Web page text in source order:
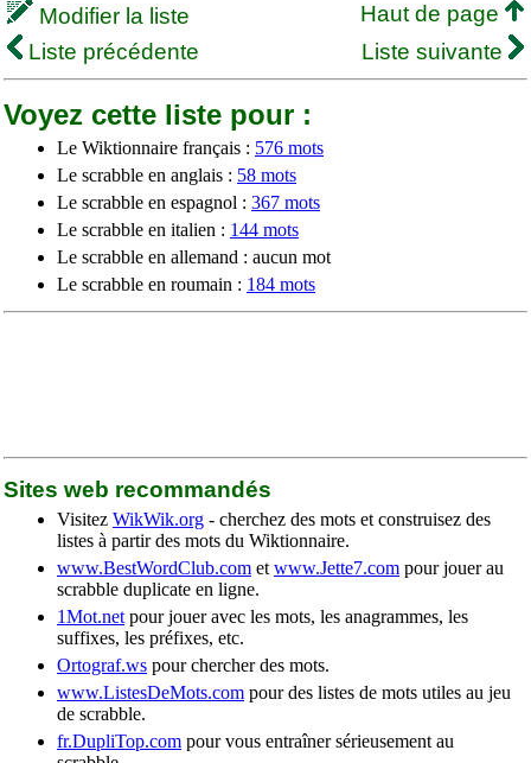
Modifier la liste
Haut de page
Liste précédente
Liste suivante
Voyez cette liste pour :
Le Wiktionnaire français : 576 mots
Le scrabble en anglais : 58 mots
Le scrabble en espagnol : 367 mots
Le scrabble en italien : 144 mots
Le scrabble en allemand : aucun mot
Le scrabble en roumain : 184 mots
Sites web recommandés
Visitez WikWik.org - cherchez des mots et construisez des
listes à partir des mots du Wiktionnaire.
www.BestWordClub.com et www.Jette7.com pour jouer au
scrabble duplicate en ligne.
1Mot.net pour jouer avec les mots, les anagrammes, les
suffixes, les préfixes, etc.
Ortograf.ws pour chercher des mots.
www.ListesDeMots.com pour des listes de mots utiles au jeu
de scrabble.
fr.DupliTop.com pour vous entraîner sérieusement au